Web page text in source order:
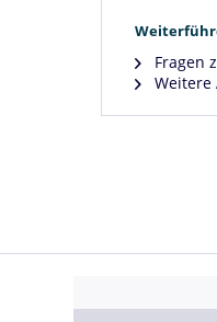
Fragen
Weitere